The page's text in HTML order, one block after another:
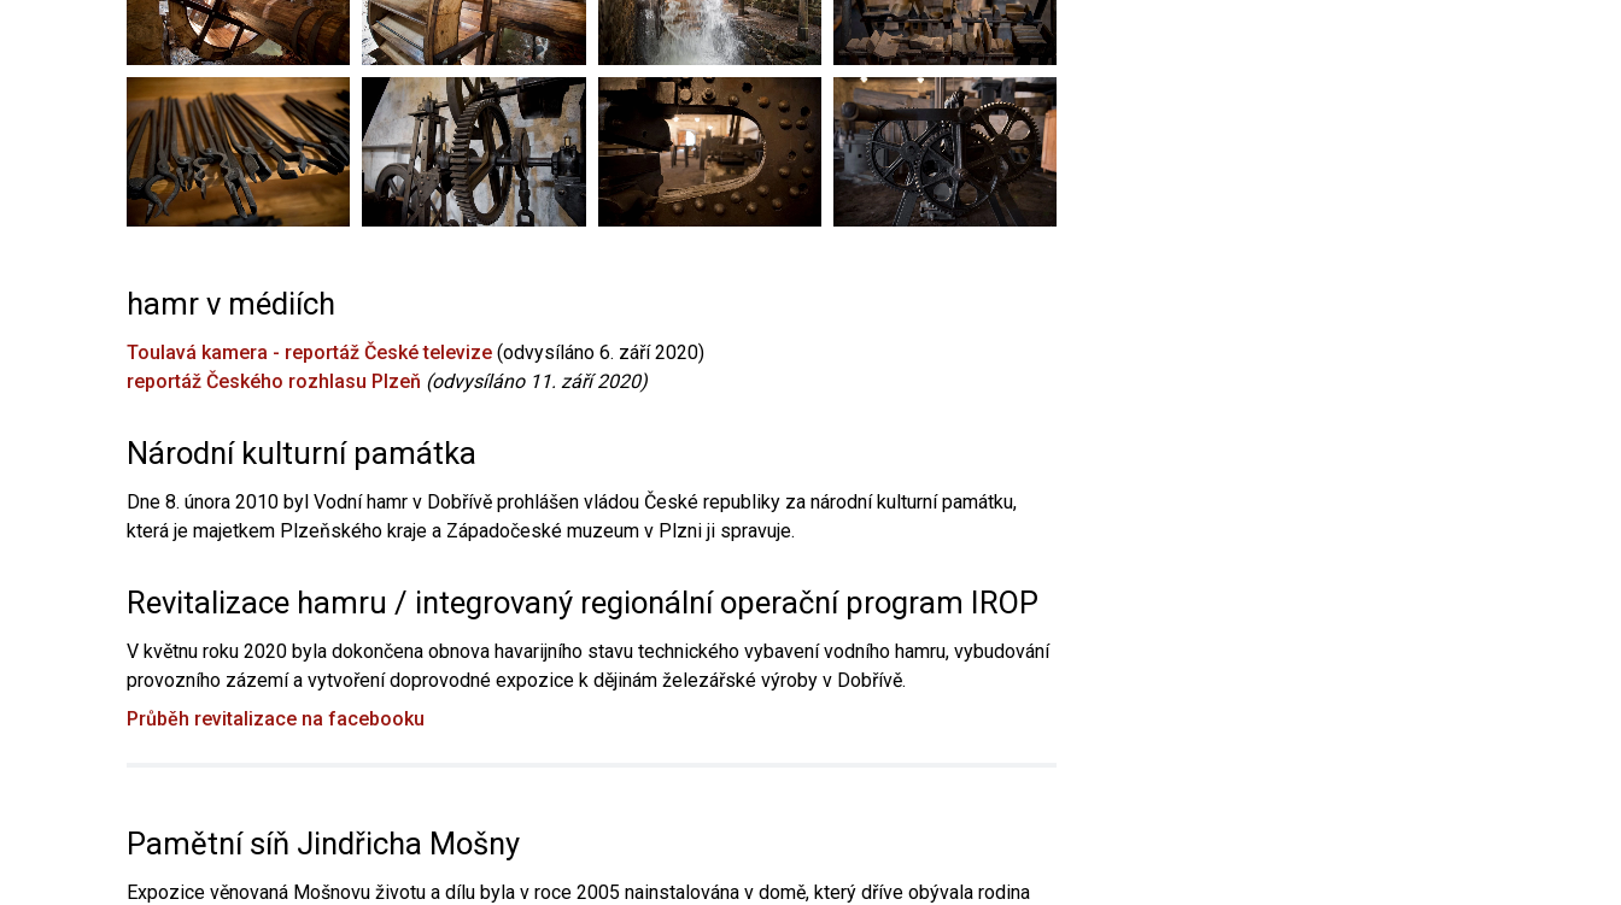
hamr v médiích
Toulavá kamera - reportáž České televize (odvysíláno 6. září 2020)
reportáž Českého rozhlasu Plzeň (odvysíláno 11. září 2020)
Národní kulturní památka
Dne 8. února 2010 byl Vodní hamr v Dobřívě prohlášen vládou České republiky za národní kulturní památku,
která je majetkem Plzeňského kraje a Západočeské muzeum v Plzni ji spravuje.
Revitalizace hamru / integrovaný regionální operační program IROP
V květnu roku 2020 byla dokončena obnova havarijního stavu technického vybavení vodního hamru, vybudování
provozního zázemí a vytvoření doprovodné expozice k dějinám železářské výroby v Dobřívě.
Průběh revitalizace na facebooku
Pamětní síň Jindřicha Mošny
Expozice věnovaná Mošnovu životu a dílu byla v roce 2005 nainstalována v domě, který dříve obývala rodina